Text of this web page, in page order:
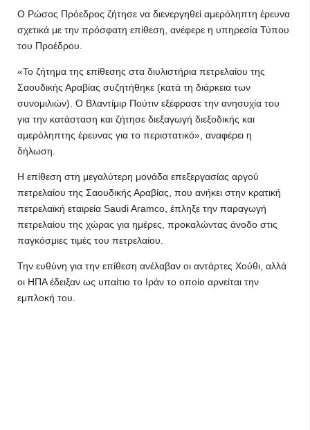
Ο Ρώσος Πρόεδρος ζήτησε να διενεργηθεί αμερόληπτη έρευνα
σχετικά με την πρόσφατη επίθεση, ανέφερε η υπηρεσία Τύπου
του Προέδρου.
«Το ζήτημα της επίθεσης στα διυλιστήρια πετρελαίου της
Σαουδικής Αραβίας συζητήθηκε (κατά τη διάρκεια των
συνομιλιών). Ο Βλαντίμιρ Πούτιν εξέφρασε την ανησυχία του
για την κατάσταση και ζήτησε διεξαγωγή διεξοδικής και
αμερόληπτης έρευνας για το περιστατικό», αναφέρει η
δήλωση.
Η επίθεση στη μεγαλύτερη μονάδα επεξεργασίας αργού
πετρελαίου της Σαουδικής Αραβίας, που ανήκει στην κρατική
πετρελαϊκή εταιρεία Saudi Aramco, έπληξε την παραγωγή
πετρελαίου της χώρας για ημέρες, προκαλώντας άνοδο στις
παγκόσμιες τιμές του πετρελαίου.
Την ευθύνη για την επίθεση ανέλαβαν οι αντάρτες Χούθι, αλλά
οι ΗΠΑ έδειξαν ως υπαίτιο το Ιράν το οποίο αρνείται την
εμπλοκή του.